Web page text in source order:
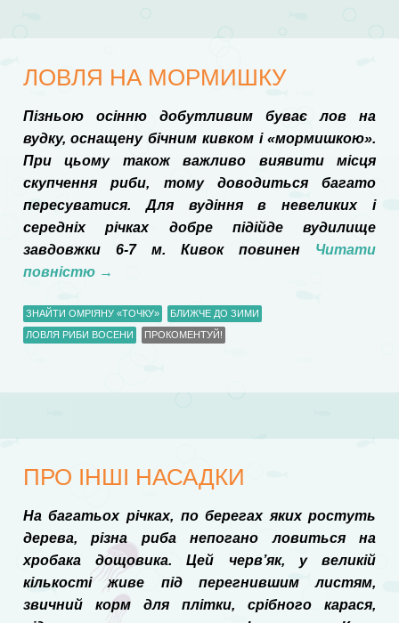
ЛОВЛЯ НА МОРМИШКУ
Пізньою осінню добутливим буває лов на
вудку, оснащену бічним кивком і «мормишкою».
При цьому також важливо виявити місця
скупчення риби, тому доводиться багато
пересуватися. Для вудіння в невеликих і
середніх річках добре підійде вудилище
завдовжки 6-7 м. Кивок повинен Читати
повністю →
ЗНАЙТИ ОМРІЯНУ «ТОЧКУ»
БЛИЖЧЕ ДО ЗИМИ
ЛОВЛЯ РИБИ ВОСЕНИ
ПРОКОМЕНТУЙ!
ПРО ІНШІ НАСАДКИ
На багатьох річках, по берегах яких ростуть
дерева, різна риба непогано ловиться на
хробака дощовика. Цей черв’як, у великій
кількості живе під перегнившим листям,
звичний корм для плітки, срібного карася,